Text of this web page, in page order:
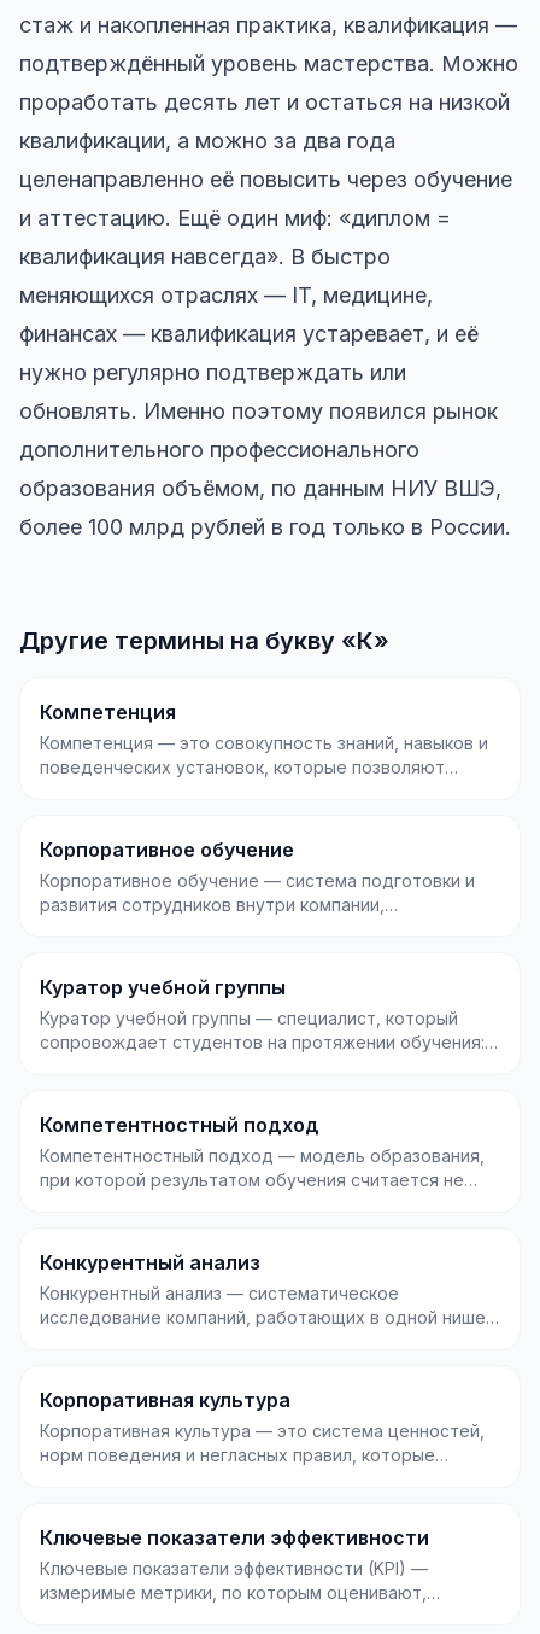
стаж и накопленная практика, квалификация —
подтверждённый уровень мастерства. Можно
проработать десять лет и остаться на низкой
квалификации, а можно за два года
целенаправленно её повысить через обучение
и аттестацию. Ещё один миф: «диплом =
квалификация навсегда». В быстро
меняющихся отраслях — IT, медицине,
финансах — квалификация устаревает, и её
нужно регулярно подтверждать или
обновлять. Именно поэтому появился рынок
дополнительного профессионального
образования объёмом, по данным НИУ ВШЭ,
более 100 млрд рублей в год только в России.
Другие термины на букву «К»
Компетенция
Компетенция — это совокупность знаний, навыков и
поведенческих установок, которые позволяют
Корпоративное обучение
Корпоративное обучение — система подготовки и
развития сотрудников внутри компании,
Куратор учебной группы
Куратор учебной группы — специалист, который
сопровождает студентов на протяжении обучения:
Компетентностный подход
Компетентностный подход — модель образования,
при которой результатом обучения считается не
Конкурентный анализ
Конкурентный анализ — систематическое
исследование компаний, работающих в одной нише,
Корпоративная культура
Корпоративная культура — это система ценностей,
норм поведения и негласных правил, которые
Ключевые показатели эффективности
Ключевые показатели эффективности (KPI) —
измеримые метрики, по которым оценивают,